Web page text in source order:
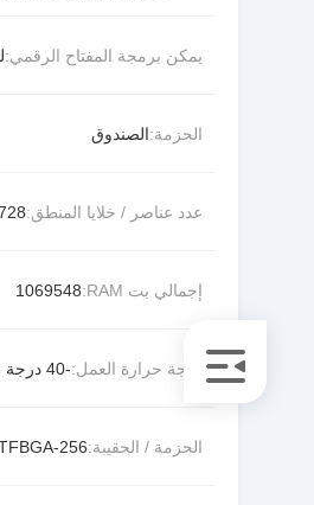
يمكن برمجة المفتاح الرقمي:
الحزمة:الصندوق
عدد عناصر / خلايا المنطق:
إجمالي بت RAM: 1069548
درجة حرارة العمل:-40 درجة مئوية ~ 100 درجة مئوية (TJ)
الحزمة / الحقيبة:256-TFBGA